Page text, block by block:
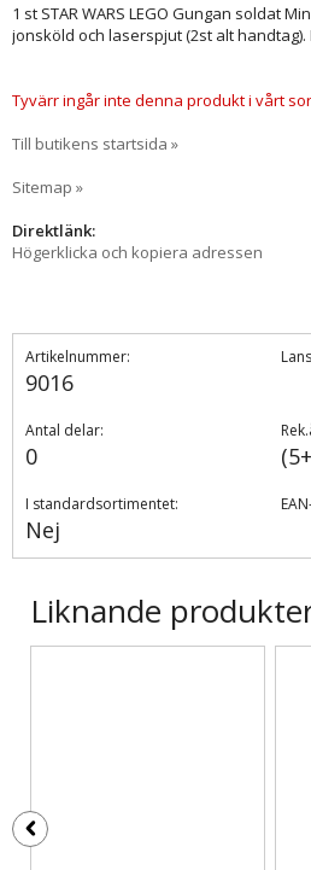
1 st STAR WARS LEGO Gungan soldat
jonsköld och laserspjut (2st alt handtag).
Tyvärr ingår inte denna produkt i vårt
Till butikens startsida »
Sitemap »
Direktlänk:
Högerklicka och kopiera adressen
Artikelnummer:
9016
Antal delar:
0
I standardsortimentet:
Nej
Liknande